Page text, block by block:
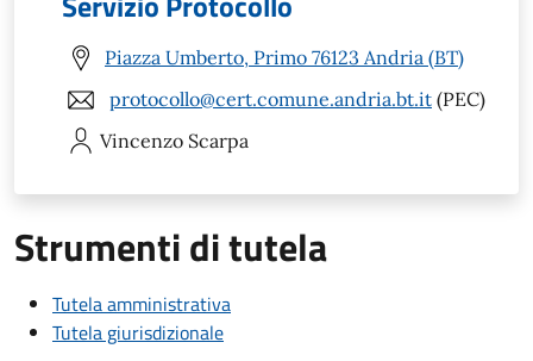
Piazza Umberto, Primo 76123 Andria (BT)
protocollo@cert.comune.andria.bt.it (PEC)
Vincenzo Scarpa
Strumenti di tutela
Tutela amministrativa
Tutela giurisdizionale